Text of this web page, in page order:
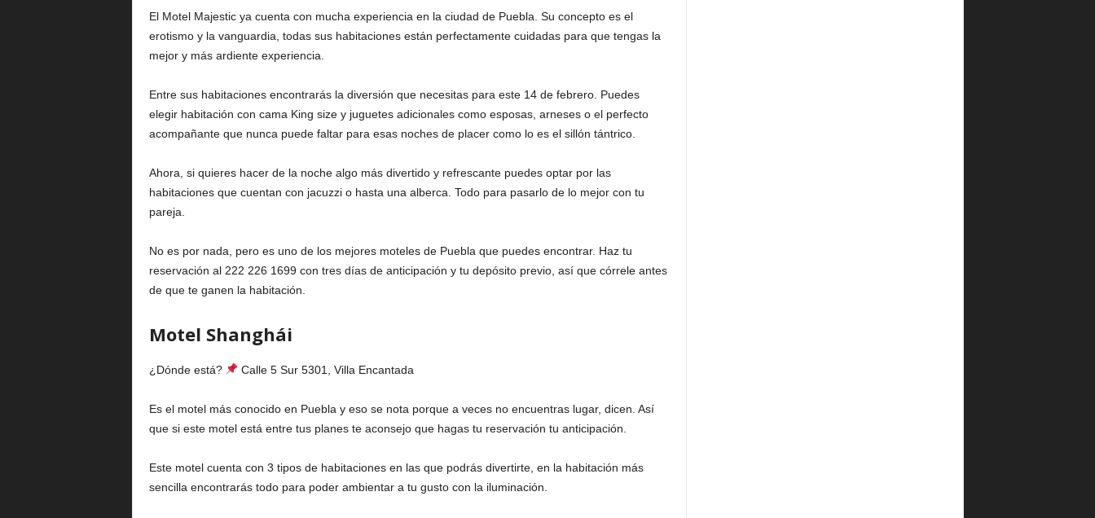
El Motel Majestic ya cuenta con mucha experiencia en la ciudad de Puebla. Su concepto es el
erotismo y la vanguardia, todas sus habitaciones están perfectamente cuidadas para que tengas la
mejor y más ardiente experiencia.
Entre sus habitaciones encontrarás la diversión que necesitas para este 14 de febrero. Puedes
elegir habitación con cama King size y juguetes adicionales como esposas, arneses o el perfecto
acompañante que nunca puede faltar para esas noches de placer como lo es el sillón tántrico.
Ahora, si quieres hacer de la noche algo más divertido y refrescante puedes optar por las
habitaciones que cuentan con jacuzzi o hasta una alberca. Todo para pasarlo de lo mejor con tu
pareja.
No es por nada, pero es uno de los mejores moteles de Puebla que puedes encontrar. Haz tu
reservación al 222 226 1699 con tres días de anticipación y tu depósito previo, así que córrele antes
de que te ganen la habitación.
Motel Shanghái
¿Dónde está? Calle 5 Sur 5301, Villa Encantada
Es el motel más conocido en Puebla y eso se nota porque a veces no encuentras lugar, dicen. Así
que si este motel está entre tus planes te aconsejo que hagas tu reservación tu anticipación.
Este motel cuenta con 3 tipos de habitaciones en las que podrás divertirte, en la habitación más
sencilla encontrarás todo para poder ambientar a tu gusto con la iluminación.